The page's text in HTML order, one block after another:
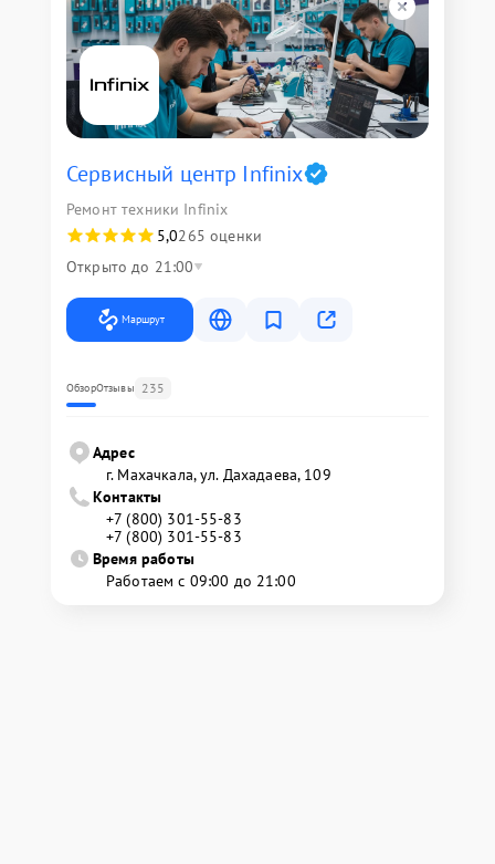
Сервисный центр Infinix
Ремонт техники Infinix
5,0265 оценки
Открыто до 21:00
Маршрут
ОбзорОтзывы 235
Адрес
г. Махачкала, ул. Дахадаева, 109
Контакты
+7 (800) 301-55-83
+7 (800) 301-55-83
Время работы
Работаем с 09:00 до 21:00